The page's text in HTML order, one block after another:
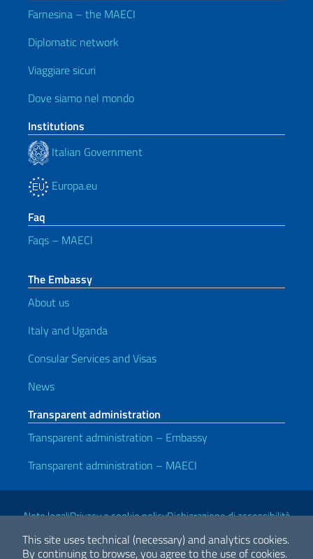
This site uses technical (necessary) and analytics cookies.
By continuing to browse, you agree to the use of cookies.
Farnesina – the MAECI
Diplomatic network
Viaggiare sicuri
Dove siamo nel mondo
Institutions
Italian Government
Europa.eu
Faq
Faqs – MAECI
The Embassy
About us
Italy and Uganda
Consular Services and Visas
News
Transparent administration
Transparent administration – Embassy
Transparent administration – MAECI
Useful links
Note legaliPrivacy e cookie policyDichiarazione di accessibilità